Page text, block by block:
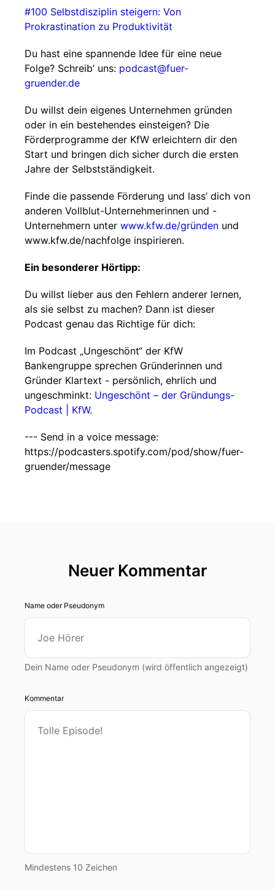
⁠⁠#100 Selbstdisziplin steigern: Von
Prokrastination zu Produktivität⁠⁠
Du hast eine spannende Idee für eine neue
Folge? Schreib’ uns: ⁠⁠⁠⁠⁠podcast@fuer-
gruender.de⁠⁠⁠
Du willst dein eigenes Unternehmen gründen
oder in ein bestehendes einsteigen? Die
Förderprogramme der KfW erleichtern dir den
Start und bringen dich sicher durch die ersten
Jahre der Selbstständigkeit.
Finde die passende Förderung und lass’ dich von
anderen Vollblut-Unternehmerinnen und -
Unternehmern unter ⁠⁠⁠⁠⁠www.kfw.de/gründen⁠⁠⁠⁠⁠ und
⁠⁠www.kfw.de/nachfolge⁠⁠ inspirieren.
Ein besonderer Hörtipp:
Du willst lieber aus den Fehlern anderer lernen,
als sie selbst zu machen? Dann ist dieser
Podcast genau das Richtige für dich:
Im Podcast „Ungeschönt“ der KfW
Bankengruppe sprechen Gründerinnen und
Gründer Klartext - persönlich, ehrlich und
ungeschminkt: ⁠⁠⁠⁠⁠Ungeschönt – der Gründungs-
Podcast | KfW⁠⁠⁠⁠⁠.
--- Send in a voice message:
https://podcasters.spotify.com/pod/show/fuer-
gruender/message
Neuer Kommentar
Name oder Pseudonym
Dein Name oder Pseudonym (wird öffentlich angezeigt)
Kommentar
Mindestens 10 Zeichen